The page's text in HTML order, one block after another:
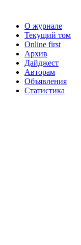
О журнале
Текущий том
Online first
Архив
Дайджест
Авторам
Объявления
Статистика